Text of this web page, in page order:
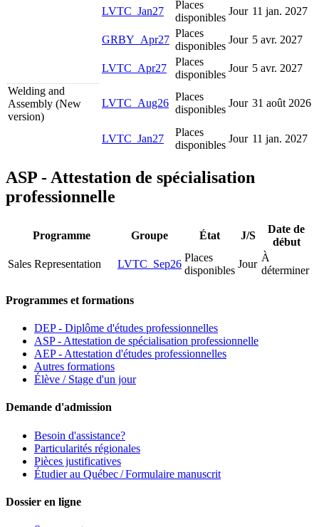
LVTC_Jan27
Places
disponibles
Jour 11 jan. 2027
GRBY_Apr27
Places
disponibles
Jour 5 avr. 2027
LVTC_Apr27
Places
disponibles
Jour 5 avr. 2027
Welding and
Assembly (New
version)
LVTC_Aug26
Places
disponibles
Jour 31 août 2026
LVTC_Jan27
Places
disponibles
Jour 11 jan. 2027
ASP - Attestation de spécialisation
professionnelle
Programme Groupe État J/S
Date de
début
Sales Representation
LVTC_Sep26
Places
disponibles
Jour
À
déterminer
Programmes et formations
DEP - Diplôme d'études professionnelles
ASP - Attestation de spécialisation professionnelle
AEP - Attestation d'études professionnelles
Autres formations
Élève / Stage d'un jour
Demande d'admission
Besoin d'assistance?
Particularités régionales
Pièces justificatives
Étudier au Québec / Formulaire manuscrit
Dossier en ligne